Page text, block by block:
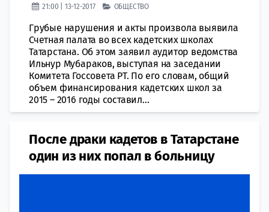
21:00 | 13-12-2017 ОБЩЕСТВО
Грубые нарушения и акты произвола выявила
Счетная палата во всех кадетских школах
Татарстана. Об этом заявил аудитор ведомства
Ильнур Мубараков, выступая на заседании
Комитета Госсовета РТ. По его словам, общий
объем финансирования кадетских школ за
2015 – 2016 годы составил...
После драки кадетов в Татарстане
один из них попал в больницу